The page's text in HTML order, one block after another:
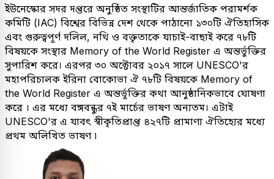
ইউনেস্কোর সদর দপ্তরে অনুষ্ঠিত সংস্থাটির আন্তর্জাতিক পরামর্শক
কমিটি (IAC) বিশ্বের বিভিন্ন দেশ থেকে পাঠানো ১৩০টি ঐতিহাসিক
এবং গুরুত্বপূর্ণ দলিল, নথি ও বক্তৃতাকে যাচাই-বাছাই করে ৭৮টি
বিষয়কে সংস্থার Memory of the World Register এ অন্তর্ভুক্তির
সুপারিশ করে। এরপর ৩০ অক্টোবর ২০১৭ সালে UNESCO'র
মহাপরিচালক ইরিনা বোকোভা ঐ ৭৮টি বিষয়কে Memory of
the World Register এ অন্তর্ভূক্তির কথা আনুষ্ঠানিকভাবে ঘোষণা
করে । এর মধ্যে বঙ্গবন্ধুর ৭ই মার্চের ভাষণ অন্যতম। এটাই
UNESCO'র এ যাবৎ স্বীকৃতিপ্রাপ্ত ৪২৭টি প্রামাণ্য ঐতিহ্যের মধ্যে
প্রথম অলিখিত ভাষণ ৷